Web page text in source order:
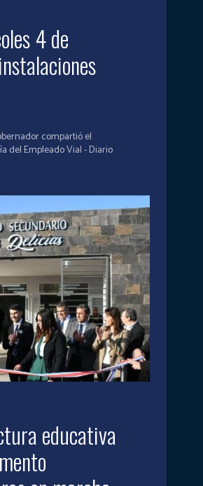
4 de
compartió el
del Empleado Vial - Diario
educativa